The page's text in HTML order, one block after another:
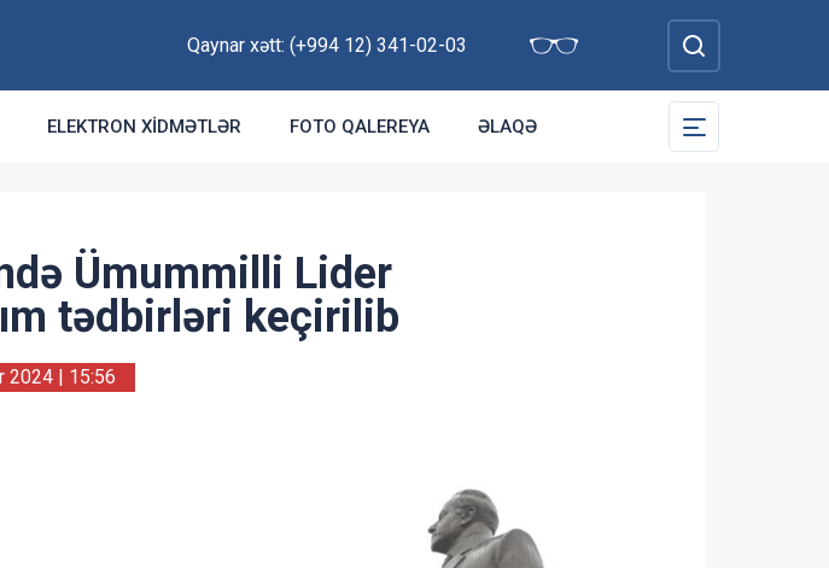
Qaynar xətt: (+994 12) 341-02-03
ELEKTRON XIDMƏTLƏR FOTO QALEREYA ƏLAQƏ
Ümummilli Lider
tədbirləri keçirilib
2024 | 15:56